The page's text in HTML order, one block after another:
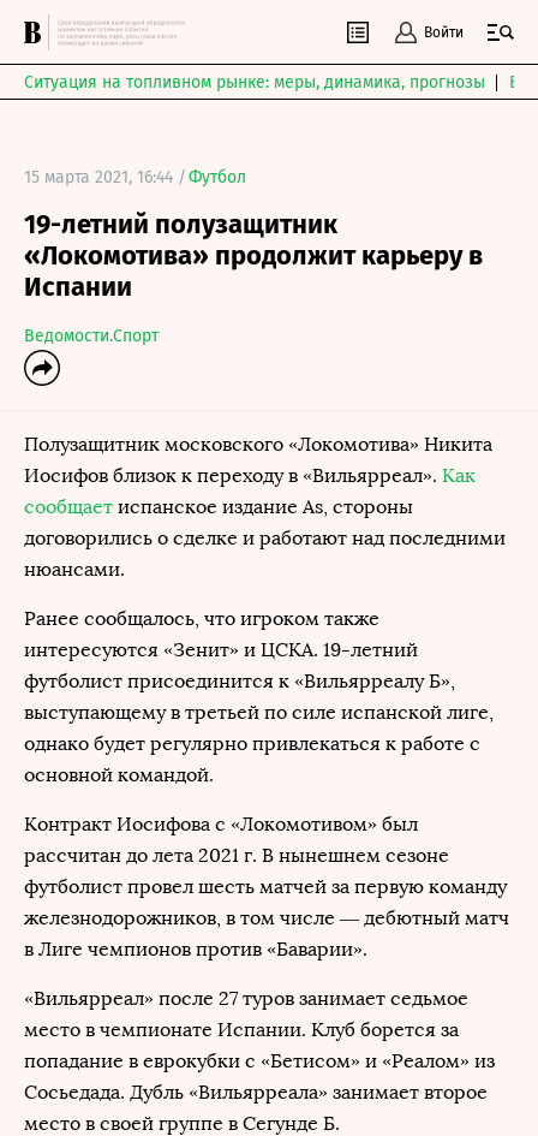
Войти
Ситуация на топливном рынке: меры, динамика, прогнозы
15 марта 2021, 16:44 /Футбол
19-летний полузащитник
«Локомотива» продолжит карьеру в
Испании
Ведомости.Спорт
Полузащитник московского «Локомотива» Никита
Иосифов близок к переходу в «Вильярреал». Как
сообщает испанское издание As, стороны
договорились о сделке и работают над последними
нюансами.
Ранее сообщалось, что игроком также
интересуются «Зенит» и ЦСКА. 19-летний
футболист присоединится к «Вильярреалу Б»,
выступающему в третьей по силе испанской лиге,
однако будет регулярно привлекаться к работе с
основной командой.
Контракт Иосифова с «Локомотивом» был
рассчитан до лета 2021 г. В нынешнем сезоне
футболист провел шесть матчей за первую команду
железнодорожников, в том числе — дебютный матч
в Лиге чемпионов против «Баварии».
«Вильярреал» после 27 туров занимает седьмое
место в чемпионате Испании. Клуб борется за
попадание в еврокубки с «Бетисом» и «Реалом» из
Сосьедада. Дубль «Вильярреала» занимает второе
место в своей группе в Сегунде Б.